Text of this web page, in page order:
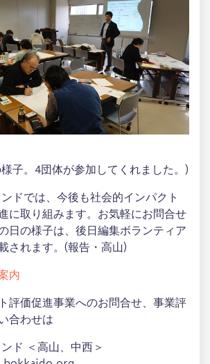
子。4団体が参加してくれました。)
ドでは、今後も社会的インパクト
に取り組みます。お気軽にお問合せ
日の様子は、後日編集ボランティア
されます。(報告・高山)
内
評価促進事業へのお問合せ、事業評
合わせは
ド ＜高山、中西＞